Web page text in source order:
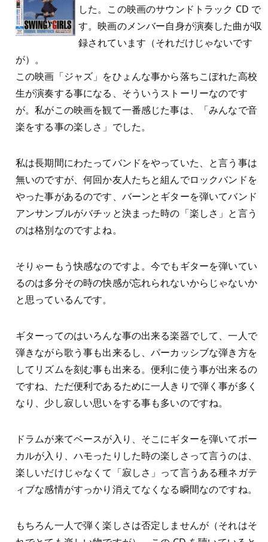
した。この映画のサウンドトラック CD で
す。映画のメンバー自身が演奏した曲が収
録されています（それだけじゃないです
が）。
この映画「ジャズ」をひょんな事から落ちこぼれた高校
生が演奏する事になる、そういうストーリーなのです
が。私がこの映画を観て一番感じた事は、「みんなで音
楽をする事の楽しさ」でした。
私は長期間にわたってバンドをやっていた、と言う事は
無いのですが、何回か友人たちと組んでロックバンドを
やった事があるのです、バーンとギターを弾いてバンド
アンサンブルがバチッと決まった時の「楽しさ」と言う
のは格別なのですよね。
そりゃーもう快感なのですよ。今でもギターを弾いてい
るのは多分その時の快感が忘れられないからじゃないか
と思っているんです。
ギターってのはいろんな事の出来る楽器でして、一人で
弾きながら歌う事も出来るし、パーカッシブな弾き方を
してリズムを刻む事も出来る。便利に使う事が出来るの
ですね、ただ便利であるために一人きりで弾く事が多く
なり、少し寂しい思いをする事も多いのですね。
ドラムが来てベースが入り、そこにギターを弾いてボー
カルが入り、ハモったりした時の楽しさって言うのは、
楽しいだけじゃなくて「寂しさ」って言うある種ネガテ
ィブな感情がすっかり消えてなくなる瞬間なのですね。
もちろん一人で弾く楽しさは否定しませんが（それはそ